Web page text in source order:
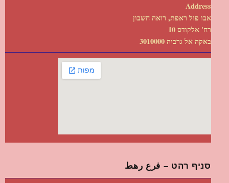
Address
אבו פול ראפת, רואה חשבון
רח' אלקודס 10
באקה אל גרביה 3010000
סניף רהט – فرع رهط